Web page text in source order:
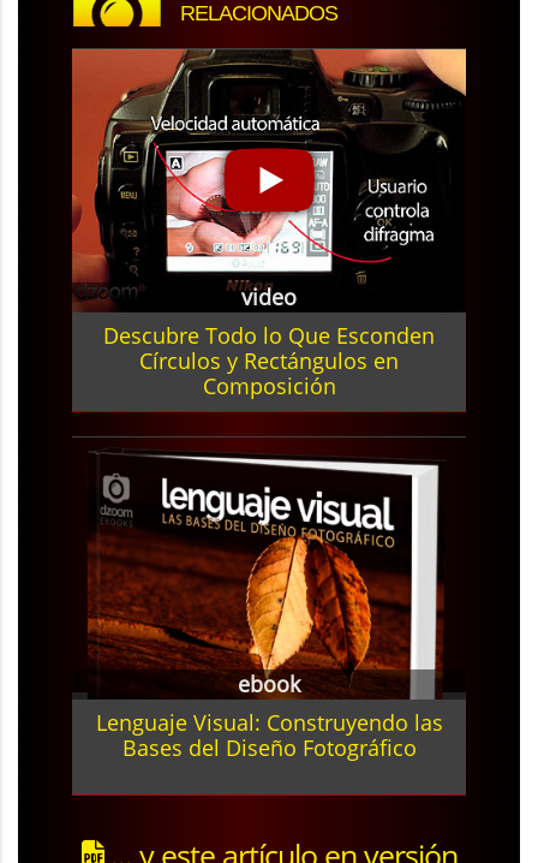
RELACIONADOS
video
Descubre Todo lo Que Esconden
Círculos y Rectángulos en
Composición
ebook
Lenguaje Visual: Construyendo las
Bases del Diseño Fotográfico
... y este artículo en versión